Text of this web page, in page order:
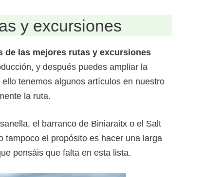
y excursiones
de las mejores rutas y excursiones
y después puedes ampliar la
tenemos algunos artículos en nuestro
la ruta.
el barranco de Biniaraitx o el Salt
tampoco el propósito es hacer una larga
pensáis que falta en esta lista.